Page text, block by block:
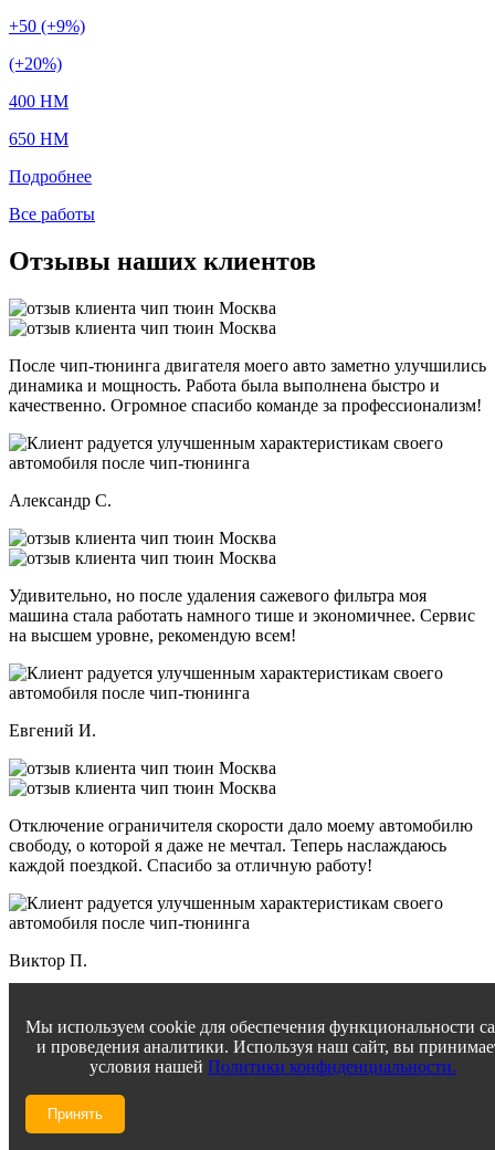
+50 (+9%)
(+20%)
400 HM
650 HM
Подробнее
Все работы
Отзывы наших клиентов
После чип-тюнинга двигателя моего авто заметно улучшились
динамика и мощность. Работа была выполнена быстро и
качественно. Огромное спасибо команде за профессионализм!
Александр С.
Удивительно, но после удаления сажевого фильтра моя
машина стала работать намного тише и экономичнее. Сервис
на высшем уровне, рекомендую всем!
Евгений И.
Отключение ограничителя скорости дало моему автомобилю
свободу, о которой я даже не мечтал. Теперь наслаждаюсь
каждой поездкой. Спасибо за отличную работу!
Виктор П.
Прошивка Евро 2 превзошла все мои ожидания! Мой
автомобиль стал мощнее и при этом сохраняет топливную
экономичность. Впечатлен уровнем сервиса и вниманием к
деталям.
Мы используем cookie для обеспечения функциональности
и проведения аналитики. Используя наш сайт, вы
условия нашей Политики конфиденциальности.
Принять